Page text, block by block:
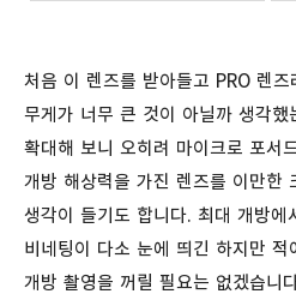
처음 이 렌즈를 받아들고 PRO 렌
무게가 너무 큰 것이 아닐까 생각
확대해 보니 오히려 마이크로 포서
개방 해상력을 가진 렌즈를 이만한
생각이 들기도 합니다. 최대 개방에
비네팅이 다소 눈에 띄긴 하지만 적
개방 촬영을 꺼릴 필요는 없겠습니